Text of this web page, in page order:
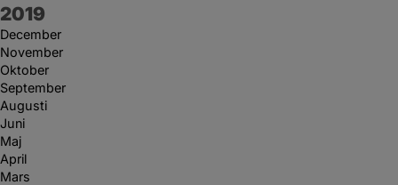
År:
2019
December
November
Oktober
September
Augusti
Juni
Maj
April
Mars